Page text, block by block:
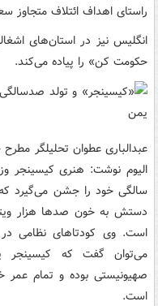
راستای اهداف ائتلاف متجاوز
انگلیس نیز در استان‌های
حکومت کن» را پیاده می‌کند.
عبدالباری عطوان تحلیلگر
الیوم نوشت: هنری کیسینجر
سالگی خود را جشن می‌گیرد
دستش به خون صدها هزار
است. وی کودتاهای نظامی در
می‌توان گفت که کیسینجر
صهیونیستی بوده و تمام عمر
است.